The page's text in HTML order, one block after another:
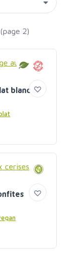
(page 2)
blanc